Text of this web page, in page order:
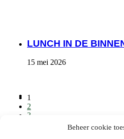
Beheer cookie
LUNCH IN DE
15 mei 2026
1
2
3